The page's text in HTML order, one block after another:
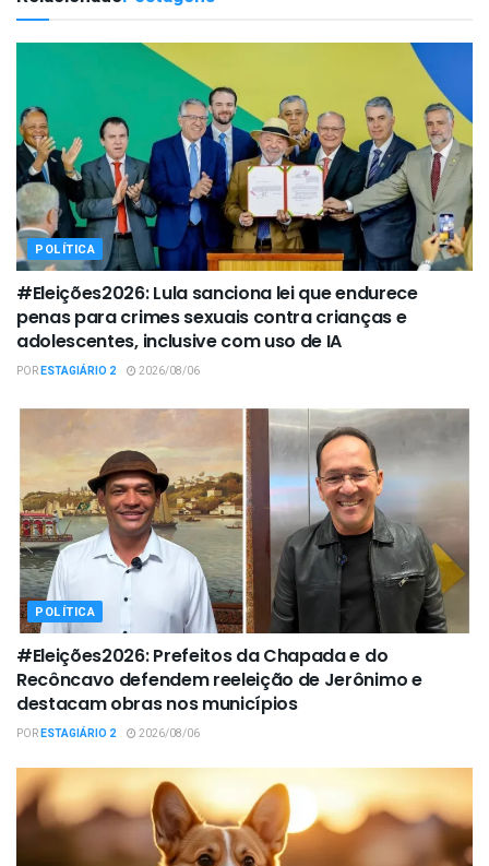
POLÍTICA
#Eleições2026: Lula sanciona lei que endurece
penas para crimes sexuais contra crianças e
adolescentes, inclusive com uso de IA
PORESTAGIÁRIO 2 2026/08/06
POLÍTICA
#Eleições2026: Prefeitos da Chapada e do
Recôncavo defendem reeleição de Jerônimo e
destacam obras nos municípios
PORESTAGIÁRIO 2 2026/08/06